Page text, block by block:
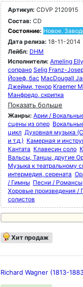
Артикул: CDVP 2120915
Состав: CD
Состояние: Новое.
Дата релиза: 18-11-2014
Лейбл: DHM
Исполнители: Ameling
сопрано Selig Franz-
Йозеф, бас MacDougall
Джейми, тенор Kraemer
Манфредо, скрипка
Показать больше
Жанры: Арии /
сцены из опер
цикл Духовная музыка
и т.д.) Камерная и
Кантата Клавесин соло
Вальсы, Танцы, другие
Музыка к театральному
интермедия, серената
/ Гимны Песни / Романсы
Хоровые произведения /
солистов
Хит продаж
Richard Wagner (1813-